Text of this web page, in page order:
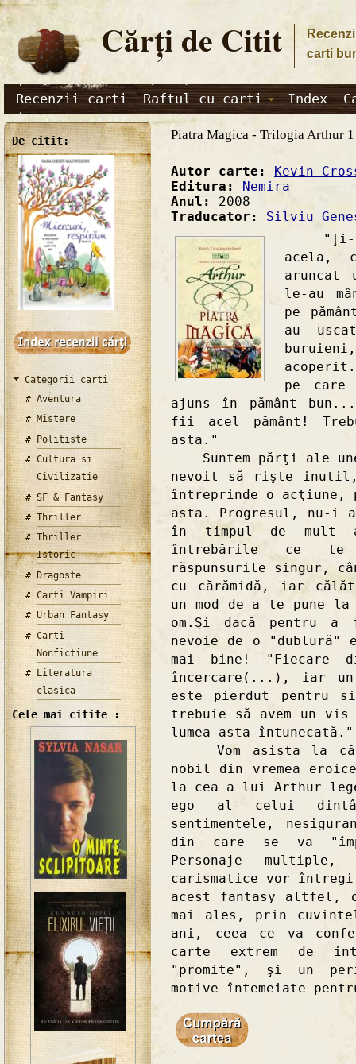
Cărţi de Citit
carti
Recenzii carti Raftul cu carti Index
De citit:
Categorii carti
Aventura
Mistere
Politiste
Cultura si
Civilizatie
SF & Fantasy
Thriller
Thriller
Istoric
Dragoste
Carti Vampiri
Urban Fantasy
Carti
Nonfictiune
Literatura
clasica
Cele mai citite :
Piatra Magica - Trilogia Arthur 1
Autor carte: Kevin
Editura: Nemira
Anul: 2008
Traducator: Silviu
"Ţi-a
acela,
aruncat
le-au
pe
au
pe care
ajuns în pământ
fii acel pământ!
asta."
Suntem părţi ale
nevoit să rişte inutil,
întreprinde o acţiune,
asta. Progresul, nu-i
în timpul de mult
întrebările ce te
răspunsurile singur,
cu cărămidă, iar
un mod de a te pune
om.Şi dacă pentru
nevoie de o
mai bine! "Fiecare
încercare(...), iar
este pierdut pentru
trebuie să avem un
lumea asta întunecată."
Vom asista la
nobil din vremea
la cea a lui Arthur
ego al celui
sentimentele,
din care se va
Personaje
carismatice vor întregi
acest fantasy altfel,
mai ales, prin
ani, ceea ce va
carte extrem de
"promite", şi un
motive întemeiate